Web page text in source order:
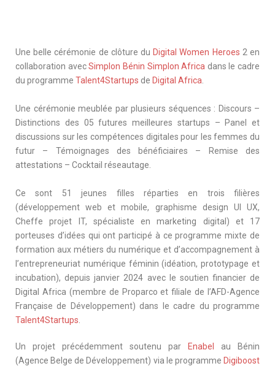
Une belle cérémonie de clôture du Digital Women Heroes 2 en
collaboration avecSimplon Bénin Simplon Africa dans le cadre
du programme Talent4Startups de Digital Africa
Une cérémonie meublée par plusieurs séquences : Discours –
Distinctions des 05 futures meilleures startups – Panel et
discussions sur les compétences digitales pour les femmes du
futur – Témoignages des bénéficiaires – Remise des
attestations – Cocktail réseautage.
Ce sont 51 jeunes filles réparties en trois filières
(développement web et mobile, graphisme design UI UX,
Cheffe projet IT, spécialiste en marketing digital) et 17
porteuses d’idées qui ont participé à ce programme mixte de
formation aux métiers du numérique et d’accompagnement à
l’entrepreneuriat numérique féminin (idéation, prototypage et
incubation), depuis janvier 2024 avec le soutien financier de
Digital Africa (membre de Proparco et filiale de l’AFD-Agence
Française de Développement) dans le cadre du programme
Talent4Startups
Un projet précédemment soutenu par Enabel
au Bénin
(Agence Belge de Développement) via le programme Digiboost